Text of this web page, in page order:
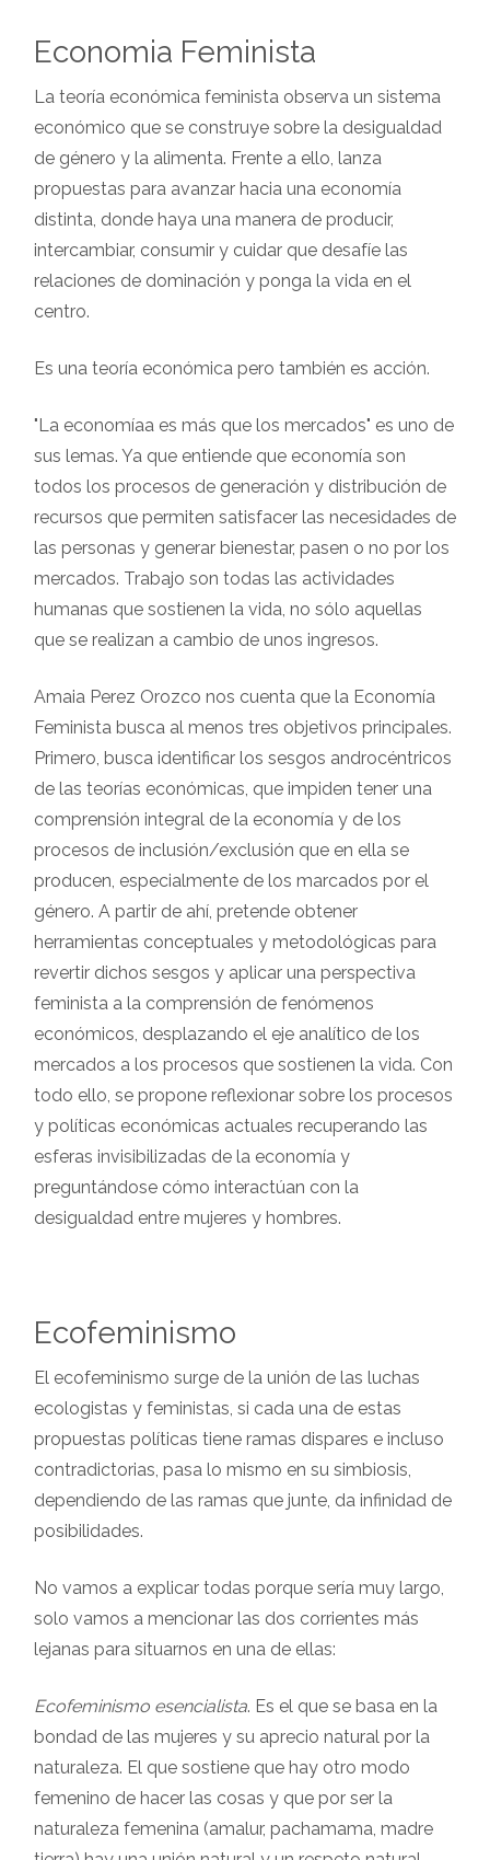
Economia Feminista
La teoría económica feminista observa un sistema
económico que se construye sobre la desigualdad
de género y la alimenta. Frente a ello, lanza
propuestas para avanzar hacia una economía
distinta, donde haya una manera de producir,
intercambiar, consumir y cuidar que desafíe las
relaciones de dominación y ponga la vida en el
centro.
Es una teoría económica pero también es acción.
"La economíaa es más que los mercados" es uno de
sus lemas. Ya que entiende que economía son
todos los procesos de generación y distribución de
recursos que permiten satisfacer las necesidades de
las personas y generar bienestar, pasen o no por los
mercados. Trabajo son todas las actividades
humanas que sostienen la vida, no sólo aquellas
que se realizan a cambio de unos ingresos.
Amaia Perez Orozco nos cuenta que la Economía
Feminista busca al menos tres objetivos principales.
Primero, busca identificar los sesgos androcéntricos
de las teorías económicas, que impiden tener una
comprensión integral de la economía y de los
procesos de inclusión/exclusión que en ella se
producen, especialmente de los marcados por el
género. A partir de ahí, pretende obtener
herramientas conceptuales y metodológicas para
revertir dichos sesgos y aplicar una perspectiva
feminista a la comprensión de fenómenos
económicos, desplazando el eje analítico de los
mercados a los procesos que sostienen la vida. Con
todo ello, se propone reflexionar sobre los procesos
y políticas económicas actuales recuperando las
esferas invisibilizadas de la economía y
preguntándose cómo interactúan con la
desigualdad entre mujeres y hombres.
Ecofeminismo
El ecofeminismo surge de la unión de las luchas
ecologistas y feministas, si cada una de estas
propuestas políticas tiene ramas dispares e incluso
contradictorias, pasa lo mismo en su simbiosis,
dependiendo de las ramas que junte, da infinidad de
posibilidades.
No vamos a explicar todas porque sería muy largo,
solo vamos a mencionar las dos corrientes más
lejanas para situarnos en una de ellas:
Ecofeminismo esencialista. Es el que se basa en la
bondad de las mujeres y su aprecio natural por la
naturaleza. El que sostiene que hay otro modo
femenino de hacer las cosas y que por ser la
naturaleza femenina (amalur, pachamama, madre